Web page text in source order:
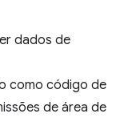
dados de
como código de
de área de